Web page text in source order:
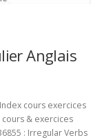
Anglais
cours exercices
& exercices
: Irregular Verbs